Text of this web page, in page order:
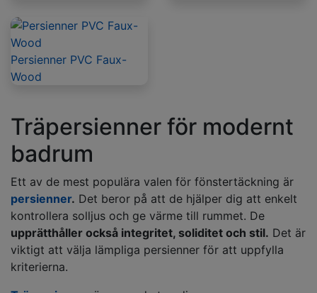
Persienner PVC Faux-
Wood
Träpersienner för modernt
badrum
Ett av de mest populära valen för fönstertäckning är
persienner. Det beror på att de hjälper dig att enkelt
kontrollera solljus och ge värme till rummet. De
upprätthåller också integritet, soliditet och stil. Det är
viktigt att välja lämpliga persienner för att uppfylla
kriterierna.